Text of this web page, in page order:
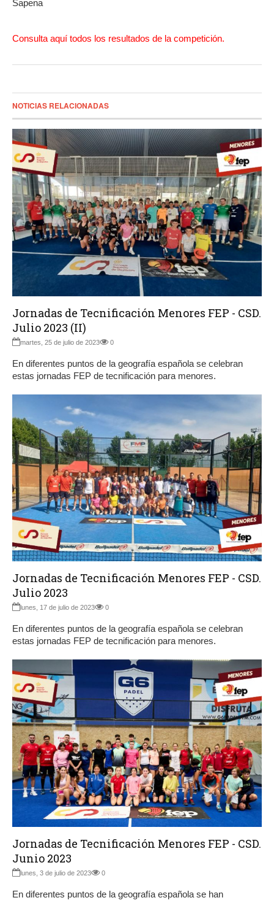
Sapena
Consulta aquí todos los resultados de la competición.
NOTICIAS RELACIONADAS
Jornadas de Tecnificación Menores FEP - CSD.
Julio 2023 (II)
martes, 25 de julio de 2023 0
En diferentes puntos de la geografía española se celebran
estas jornadas FEP de tecnificación para menores.
Jornadas de Tecnificación Menores FEP - CSD.
Julio 2023
lunes, 17 de julio de 2023 0
En diferentes puntos de la geografía española se celebran
estas jornadas FEP de tecnificación para menores.
Jornadas de Tecnificación Menores FEP - CSD.
Junio 2023
lunes, 3 de julio de 2023 0
En diferentes puntos de la geografía española se han